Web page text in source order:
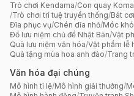
Trò chơi Kendama/Con quay Koma
/Trò chơi trí tuệ truyền thống/Bát
Đĩa phục vụ/Chén dĩa nhỏ/Móc
Đồ lưu niệm chủ đề Nhật Bản/Vật
Quà lưu niệm văn hóa/Vật phẩm lễ
Quà tặng mùa hoa anh đào/Trang
Văn hóa đại chúng
Mô hình tỉ lệ/Mô hình giải thưởng/